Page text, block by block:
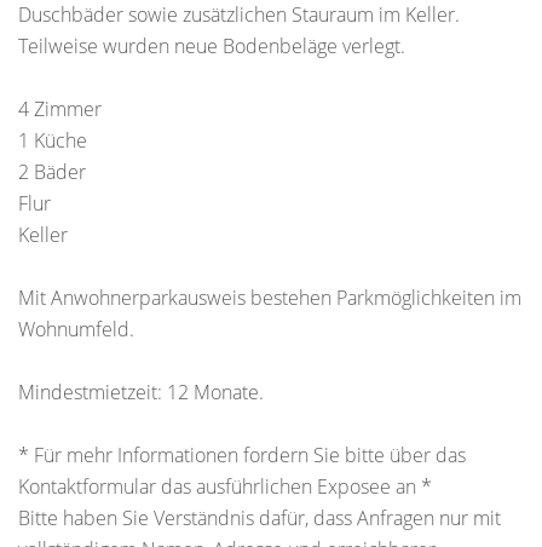
Duschbäder sowie zusätzlichen Stauraum im Keller.
Teilweise wurden neue Bodenbeläge verlegt.
4 Zimmer
1 Küche
2 Bäder
Flur
Keller
Mit Anwohnerparkausweis bestehen Parkmöglichkeiten im
Wohnumfeld.
Mindestmietzeit: 12 Monate.
* Für mehr Informationen fordern Sie bitte über das
Kontaktformular das ausführlichen Exposee an *
Bitte haben Sie Verständnis dafür, dass Anfragen nur mit